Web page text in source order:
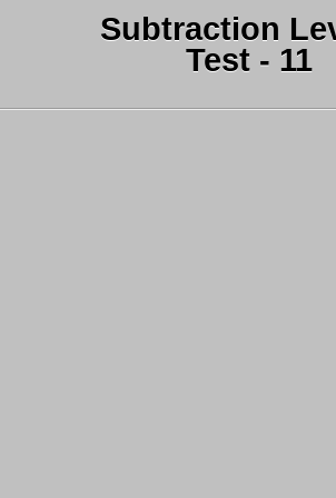
Subtraction
Test - 11